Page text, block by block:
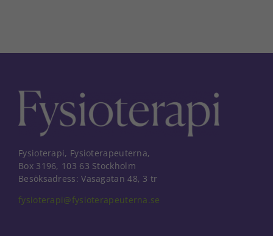
Fysioterapi, Fysioterapeuterna,
Box 3196, 103 63 Stockholm
Besöksadress: Vasagatan 48, 3 tr
fysioterapi@fysioterapeuterna.se